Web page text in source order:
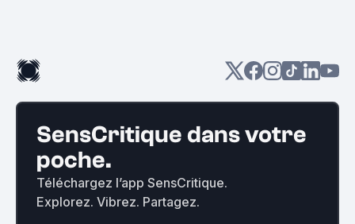
SensCritique dans votre
poche.
Téléchargez l’app SensCritique.
Explorez. Vibrez. Partagez.